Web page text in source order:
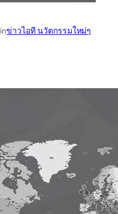
inข่าวไอที นวัตกรรมใหม่ๆ